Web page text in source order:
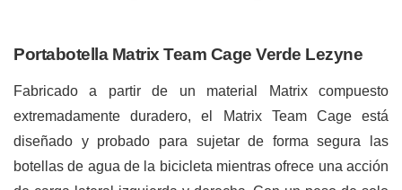
Portabotella Matrix Team Cage Verde Lezyne
Fabricado a partir de un material Matrix compuesto
extremadamente duradero, el Matrix Team Cage está
diseñado y probado para sujetar de forma segura las
botellas de agua de la bicicleta mientras ofrece una acción